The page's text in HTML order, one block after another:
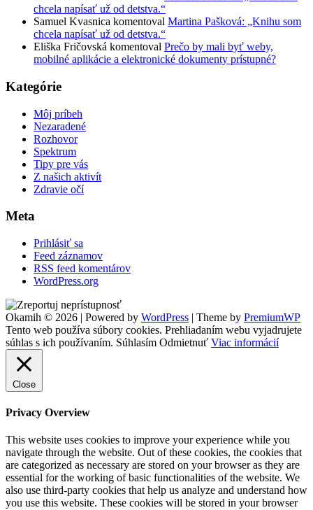
chcela napísať už od detstva.“
Samuel Kvasnica komentoval Martina Pašková: „Knihu som
chcela napísať už od detstva.“
Eliška Fričovská komentoval Prečo by mali byť weby,
mobilné aplikácie a elektronické dokumenty prístupné?
Kategórie
Môj príbeh
Nezaradené
Rozhovor
Spektrum
Tipy pre vás
Z našich aktivít
Zdravie očí
Meta
Prihlásiť sa
Feed záznamov
RSS feed komentárov
WordPress.org
Footer
Widgets
Okamih © 2026 | Powered by WordPress | Theme by PremiumWP
Tento web používa súbory cookies. Prehliadaním webu vyjadrujete
súhlas s ich používaním. Súhlasím Odmietnuť Viac informácií
Close
Privacy Overview
This website uses cookies to improve your experience while you
navigate through the website. Out of these cookies, the cookies that
are categorized as necessary are stored on your browser as they are
essential for the working of basic functionalities of the website. We
also use third-party cookies that help us analyze and understand how
you use this website. These cookies will be stored in your browser